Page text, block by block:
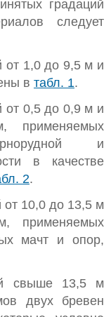
градаций
следует
от 1,0 до 9,5 м и
в табл. 1.
от 0,5 до 0,9 м и
и
в качестве
2.
10,0 до 13,5 м
мачт и опор,
свыше 13,5 м
двух бревен